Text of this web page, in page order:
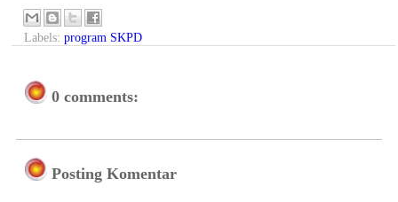
Labels: program SKPD
0 comments:
Posting Komentar